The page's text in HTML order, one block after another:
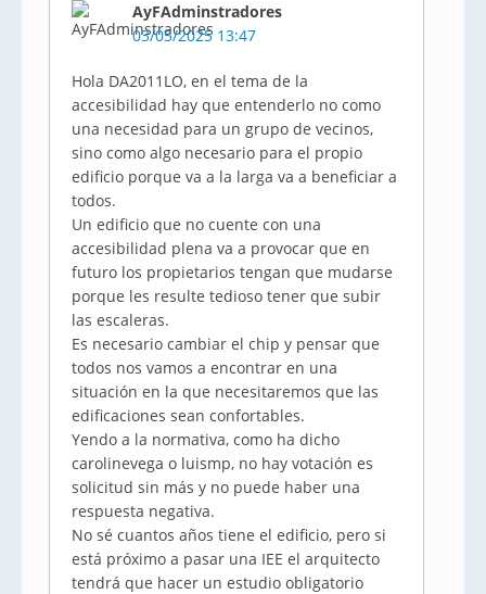
AyFAdminstradores
03/05/2025 13:47
Hola DA2011LO, en el tema de la
accesibilidad hay que entenderlo no como
una necesidad para un grupo de vecinos,
sino como algo necesario para el propio
edificio porque va a la larga va a beneficiar a
todos.
Un edificio que no cuente con una
accesibilidad plena va a provocar que en
futuro los propietarios tengan que mudarse
porque les resulte tedioso tener que subir
las escaleras.
Es necesario cambiar el chip y pensar que
todos nos vamos a encontrar en una
situación en la que necesitaremos que las
edificaciones sean confortables.
Yendo a la normativa, como ha dicho
carolinevega o luismp, no hay votación es
solicitud sin más y no puede haber una
respuesta negativa.
No sé cuantos años tiene el edificio, pero si
está próximo a pasar una IEE el arquitecto
tendrá que hacer un estudio obligatorio